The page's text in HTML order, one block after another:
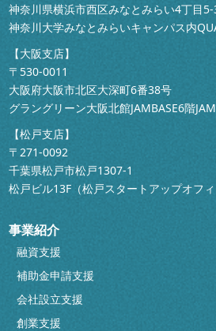
神奈川県横浜市西区みなとみらい4丁目
神奈川大学みなとみらいキャンパス内
【大阪支店】
〒530-0011
大阪府大阪市北区大深町6番38号
グラングリーン大阪北館JAMBASE6階
【松戸支店】
〒271-0092
千葉県松戸市松戸1307-1
松戸ビル13F（松戸スタートアップオフィ
事業紹介
融資支援
補助金申請支援
会社設立支援
創業支援